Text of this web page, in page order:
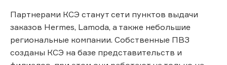
Партнерами КСЭ станут сети пунктов выдачи
заказов Hermes, Lamoda, а также небольшие
региональные компании. Собственные ПВЗ
созданы КСЭ на базе представительств и